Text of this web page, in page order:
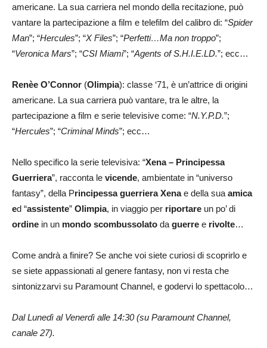
americane. La sua carriera nel mondo della recitazione, può
vantare la partecipazione a film e telefilm del calibro di: “Spider
Man”; “Hercules”; “X Files”; “Perfetti…Ma non troppo”;
“Veronica Mars”; “CSI Miami”; “Agents of S.H.I.E.LD.”; ecc…
Renèe O’Connor (Olimpia): classe ‘71, è un’attrice di origini
americane. La sua carriera può vantare, tra le altre, la
partecipazione a film e serie televisive come: “N.Y.P.D.”;
“Hercules”; “Criminal Minds”; ecc…
Nello specifico la serie televisiva: “Xena – Principessa
Guerriera”, racconta le vicende, ambientate in “universo
fantasy”, della Principessa guerriera Xenae della sua amica
ed “assistente” Olimpia, in viaggio per riportare un po’ di
ordine in un mondo scombussolato da guerre e rivolte…
Come andrà a finire? Se anche voi siete curiosi di scoprirlo e
se siete appassionati al genere fantasy, non vi resta che
sintonizzarvi su Paramount Channel, e godervi lo spettacolo…
Dal Lunedì al Venerdì alle 14:30 (su Paramount Channel,
canale 27).